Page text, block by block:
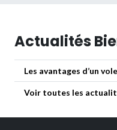
Actualités
Les avantages d’un
Voir toutes les